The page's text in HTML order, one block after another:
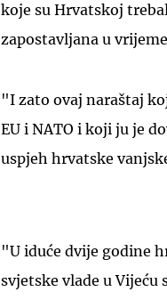
koje su Hrvatskoj
zapostavljana u
"I zato ovaj naraštaj
EU i NATO i koji ju je
uspjeh hrvatske
"U iduće dvije godine
svjetske vlade u